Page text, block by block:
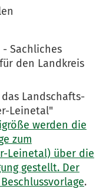
Sachliches
den Landkreis
Landschafts-
Leinetal"
werden die
zum
Leinetal) über die
gestellt. Der
.